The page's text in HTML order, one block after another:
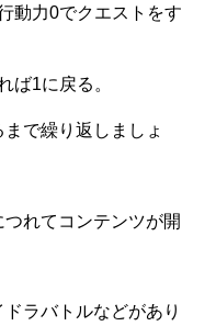
動力0でクエストをす
ば1に戻る。
で繰り返しましょ
れてコンテンツが開
ラバトルなどがあり